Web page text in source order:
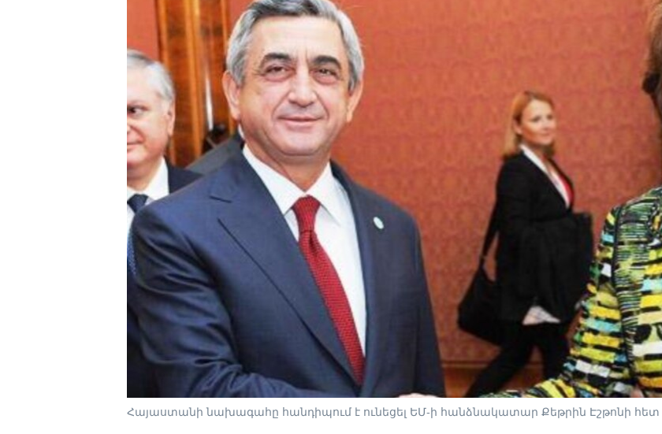
Հայաստանի նախագահը հանդիպում է ունեցել ԵՄ-ի հանձնակատար Քեթրին Էշթոնի հետ